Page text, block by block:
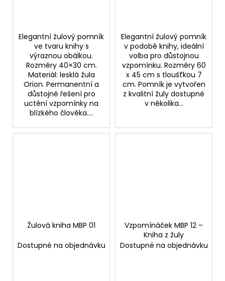
Elegantní žulový pomník
ve tvaru knihy s
výraznou obálkou.
Rozměry 40×30 cm.
Materiál: lesklá žula
Orion. Permanentní a
důstojné řešení pro
uctění vzpomínky na
blízkého člověka....
Elegantní žulový pomník
v podobě knihy, ideální
volba pro důstojnou
vzpomínku. Rozměry 60
x 45 cm s tloušťkou 7
cm. Pomník je vytvořen
z kvalitní žuly dostupné
v několika...
Žulová kniha MBP 01
Dostupné na objednávku
Vzpomínáček MBP 12 –
Kniha z žuly
Dostupné na objednávku